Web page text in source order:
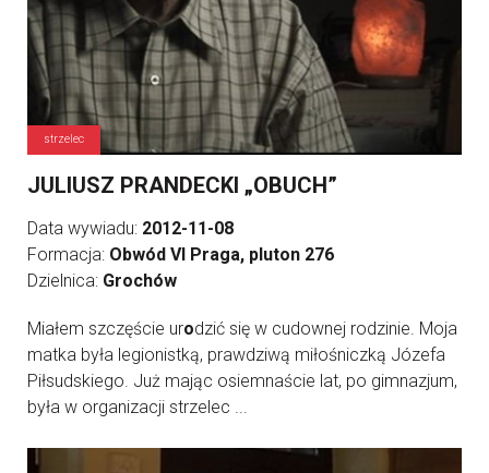
strzelec
JULIUSZ PRANDECKI „OBUCH”
Data wywiadu: 2012-11-08
Formacja: Obwód VI Praga, pluton 276
Dzielnica: Grochów
Miałem szczęście urodzić się w cudownej rodzinie. Moja
matka była legionistką, prawdziwą miłośniczką Józefa
Piłsudskiego. Już mając osiemnaście lat, po gimnazjum,
była w organizacji strzelec ...